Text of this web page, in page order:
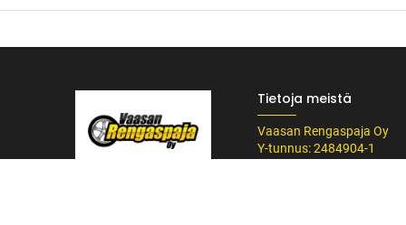
Tietoja meistä
Vaasan Rengaspaja Oy
Y-tunnus: 2484904-1